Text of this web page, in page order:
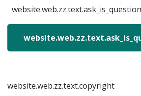
website.web.zz.text.copyright